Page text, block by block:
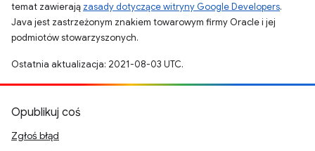
temat zawierają zasady dotyczące witryny Google Developers.
Java jest zastrzeżonym znakiem towarowym firmy Oracle i jej
podmiotów stowarzyszonych.
Ostatnia aktualizacja: 2021-08-03 UTC.
Opublikuj coś
Zgłoś błąd